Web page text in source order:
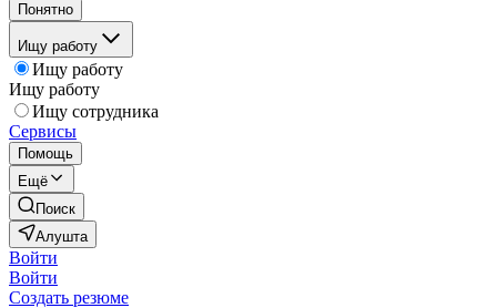
Понятно
Ищу работу
Ищу работу
Ищу работу
Ищу сотрудника
Сервисы
Помощь
Ещё
Поиск
Алушта
Войти
Войти
Создать резюме